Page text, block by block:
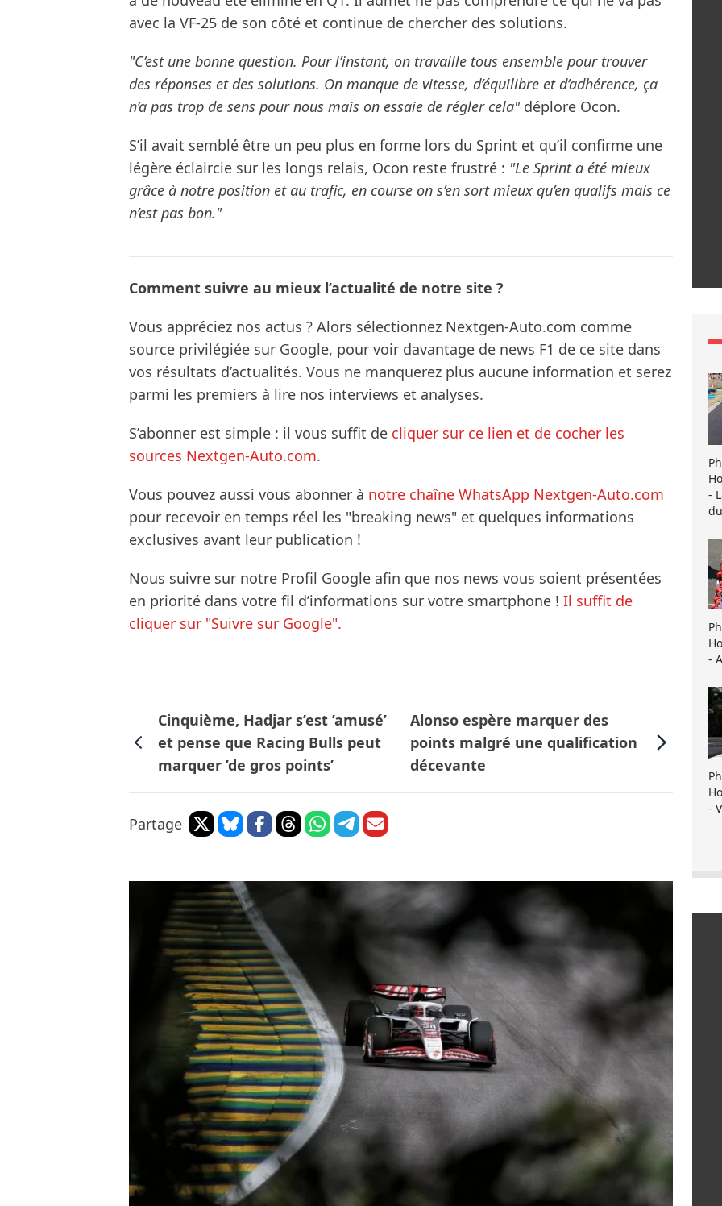
avec la VF-25 de son côté et continue de chercher des solutions.
"C’est une bonne question. Pour l’instant, on travaille tous ensemble pour trouver
des réponses et des solutions. On manque de vitesse, d’équilibre et d’adhérence, ça
n’a pas trop de sens pour nous mais on essaie de régler cela"déplore Ocon.
S’il avait semblé être un peu plus en forme lors du Sprint et qu’il confirme une
légère éclaircie sur les longs relais, Ocon reste frustré : "Le Sprint a été mieux
grâce à notre position et au trafic, en course on s’en sort mieux qu’en qualifs mais ce
n’est pas bon."
Comment suivre au mieux l’actualité de notre site ?
Vous appréciez nos actus ? Alors sélectionnez Nextgen-Auto.com comme
source privilégiée sur Google, pour voir davantage de news F1 de ce site dans
vos résultats d’actualités. Vous ne manquerez plus aucune information et serez
parmi les premiers à lire nos interviews et analyses.
S’abonner est simple : il vous suffit de cliquer sur ce lien et de cocher les
sources Nextgen-Auto.com.
Vous pouvez aussi vous abonner à notre chaîne WhatsApp Nextgen-Auto.com
pour recevoir en temps réel les "breaking news" et quelques informations
exclusives avant leur publication !
Nous suivre sur notre Profil Google afin que nos news vous soient présentées
en priorité dans votre fil d’informations sur votre smartphone ! Il suffit de
cliquer sur "Suivre sur Google".
Cinquième, Hadjar s’est ’amusé’
et pense que Racing Bulls peut
marquer ’de gros points’
Alonso espère marquer des
points malgré une qualification
décevante
Partage
-
-
-